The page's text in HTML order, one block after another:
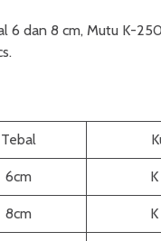
6 dan 8 cm, Mutu K-
Tebal
6cm
8cm